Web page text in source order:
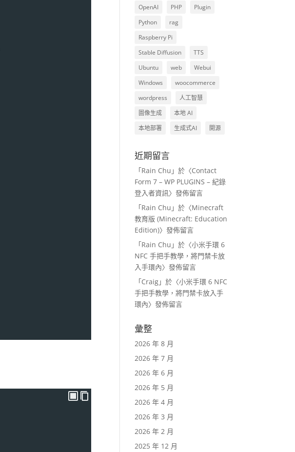
OpenAI
PHP
Plugin
Python
rag
Raspberry Pi
Stable Diffusion
TTS
Ubuntu
web
Webui
Windows
woocommerce
wordpress
人工智慧
圖像生成
本地 AI
本地部署
生成式AI 開源
近期留言
「Rain Chu 」於〈Contact
Form 7 – WP PLUGINS – 紀錄
登入者資訊〉發佈留言
「Rain Chu 」於〈Minecraft
教育版 (Minecraft: Education
Edition)〉發佈留言
「Rain Chu 」於〈小米手環 6
NFC 手把手教學，將門禁卡放
入手環內〉發佈留言
「Craig 」於〈小米手環 6 NFC
手把手教學，將門禁卡放入手
環內〉發佈留言
彙整
2026 年 8 月
2026 年 7 月
2026 年 6 月
2026 年 5 月
2026 年 4 月
2026 年 3 月
2026 年 2 月
2025 年 12 月